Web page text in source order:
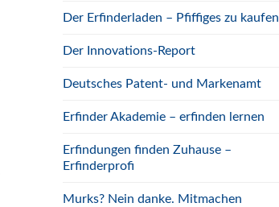
Der Erfinderladen – Pfiffiges zu kaufen
Der Innovations-Report
Deutsches Patent- und Markenamt
Erfinder Akademie – erfinden lernen
Erfindungen finden Zuhause –
Erfinderprofi
Murks? Nein danke. Mitmachen